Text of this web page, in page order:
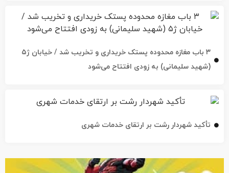
۳ باب مغازه محدوده پستک خریداری و تخریب شد / خیابان ژ۵
(شهید سلیمانی) به زودی افتتاح می‌شود
تأکید شهردار رشت بر ارتقای خدمات شهری